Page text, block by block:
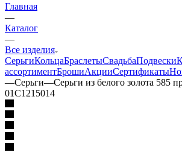
Главная
—
Каталог
—
Все изделия
СерьгиКольцаБраслетыСвадьбаПодвески
ассортиментБрошиАкцииСертификаты
—Серьги—Серьги из белого золота 585
01С1215014